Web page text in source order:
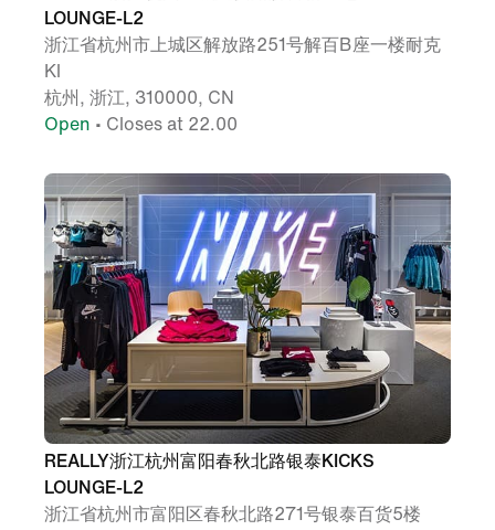
LOUNGE-L2
浙江省杭州市上城区解放路251号解百B座一楼耐克
Kl
杭州, 浙江, 310000, CN
Open • Closes at 22.00
REALLY浙江杭州富阳春秋北路银泰KICKS
LOUNGE-L2
浙江省杭州市富阳区春秋北路271号银泰百货5楼